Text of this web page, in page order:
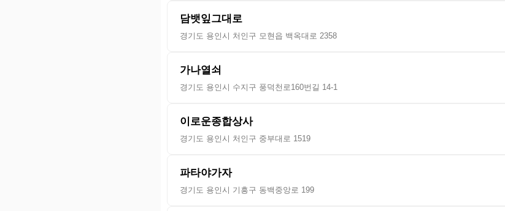
담뱃잎그대로
경기도 용인시 처인구 모현읍 백옥대로 2358
가나열쇠
경기도 용인시 수지구 풍덕천로160번길 14-1
이로운종합상사
경기도 용인시 처인구 중부대로 1519
파타야가자
경기도 용인시 기흥구 동백중앙로 199